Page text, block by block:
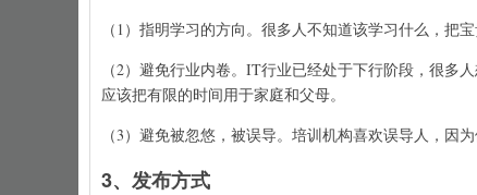
（1）指明学习的方向。很多人不知道该学习什么，把
（2）避免行业内卷。IT行业已经处于下行阶段，很多
应该把有限的时间用于家庭和父母。
（3）避免被忽悠，被误导。培训机构喜欢误导人，因
3、发布方式